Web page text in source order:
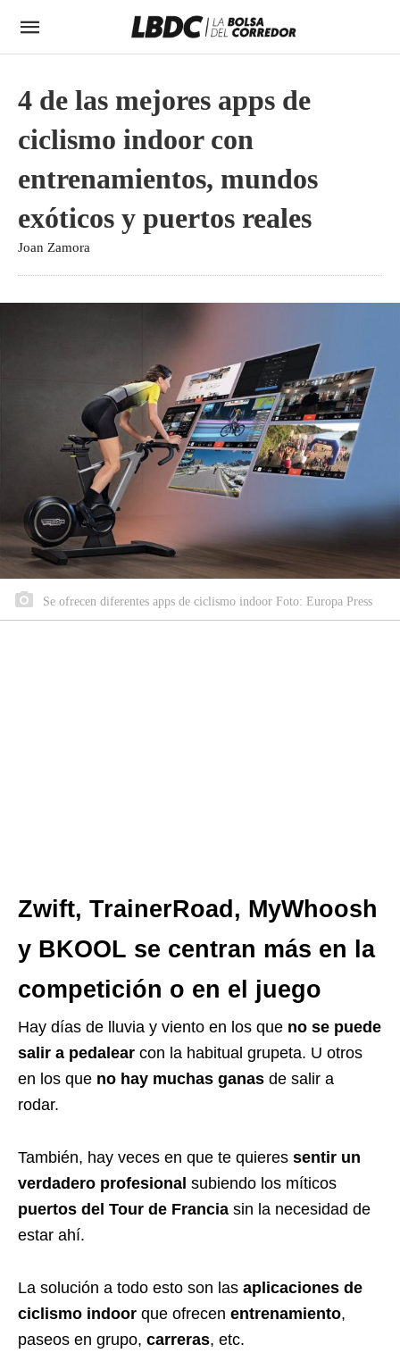
4 de las mejores apps de
ciclismo indoor con
entrenamientos, mundos
exóticos y puertos reales
Joan Zamora
Se ofrecen diferentes apps de ciclismo indoor Foto: Europa Press
Zwift, TrainerRoad, MyWhoosh
y BKOOL se centran más en la
competición o en el juego
Hay días de lluvia y viento en los que no se puede
salir a pedalear con la habitual grupeta. U otros
en los que no hay muchas ganas de salir a
rodar.
También, hay veces en que te quieres sentir un
verdadero profesional subiendo los míticos
puertos del Tour de Francia sin la necesidad de
estar ahí.
La solución a todo esto son las aplicaciones de
ciclismo indoor que ofrecen entrenamiento,
paseos en grupo, carreras, etc.